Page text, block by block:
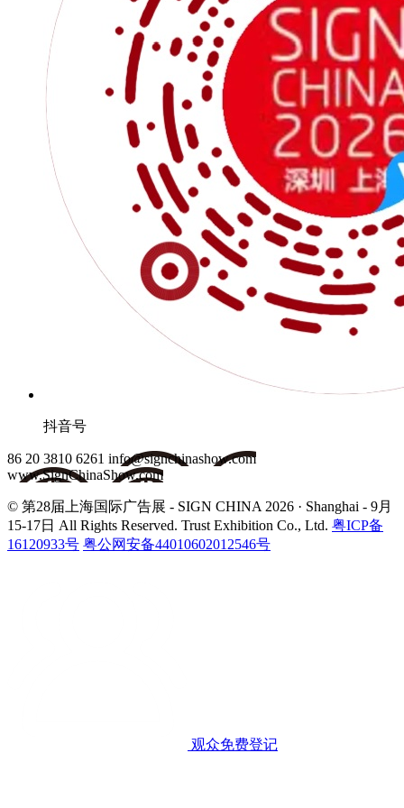
抖音号
86 20 3810 6261 info@signchinashow.com
www.SignChinaShow.com
© 第28届上海国际广告展 - SIGN CHINA 2026 · Shanghai - 9月
15-17日 All Rights Reserved. Trust Exhibition Co., Ltd. 粤ICP备
16120933号 粤公网安备44010602012546号
观众免费登记